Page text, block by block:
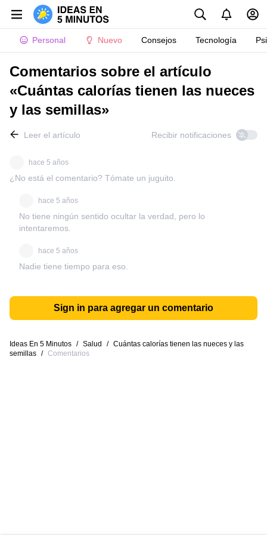
Personal Nuevo Consejos Tecnología
Comentarios sobre el artículo
«Cuántas calorías tienen las nueces
y las semillas»
Leer el artículo Recibir notificaciones
hace 5 años
¿No está el comentario? Tómate un juguito.
hace 5 años
No tiene ningún sentido ocultar la verdad, pero lo
intentaremos.
hace 5 años
Nadie tiene tiempo para eso.
Sign in para agregar un comentario
Ideas En 5 Minutos / Salud / Cuántas calorías tienen las nueces y las
semillas / Comentarios